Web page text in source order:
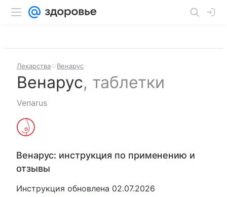
Лекарства Венарус
Венарус, таблетки
Venarus
Венарус: инструкция по применению и
отзывы
Инструкция обновлена 02.07.2026